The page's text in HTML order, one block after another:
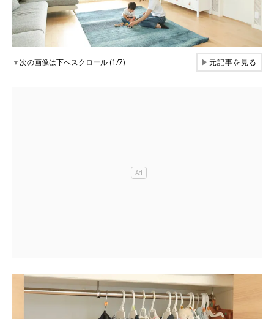
▼次の画像は下へスクロール (1/7) ▶元記事を見る